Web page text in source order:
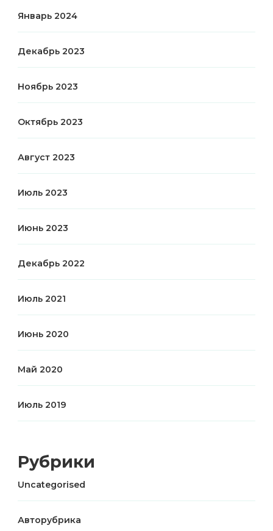
Январь 2024
Декабрь 2023
Ноябрь 2023
Октябрь 2023
Август 2023
Июль 2023
Июнь 2023
Декабрь 2022
Июль 2021
Июнь 2020
Май 2020
Июль 2019
Рубрики
Uncategorised
Авторубрика